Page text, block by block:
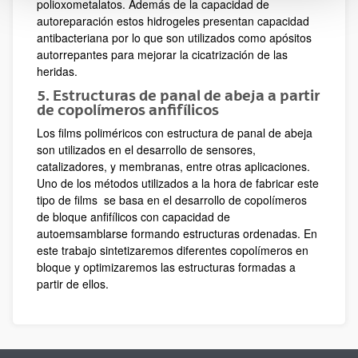
polioxometalatos. Además de la capacidad de
autoreparación estos hidrogeles presentan capacidad
antibacteriana por lo que son utilizados como apósitos
autorrepantes para mejorar la cicatrización de las
heridas.
5. Estructuras de panal de abeja a partir
de copolímeros anfifílicos
Los films poliméricos con estructura de panal de abeja
son utilizados en el desarrollo de sensores,
catalizadores, y membranas, entre otras aplicaciones.
Uno de los métodos utilizados a la hora de fabricar este
tipo de films se basa en el desarrollo de copolímeros
de bloque anfifílicos con capacidad de
autoemsamblarse formando estructuras ordenadas. En
este trabajo sintetizaremos diferentes copolímeros en
bloque y optimizaremos las estructuras formadas a
partir de ellos.